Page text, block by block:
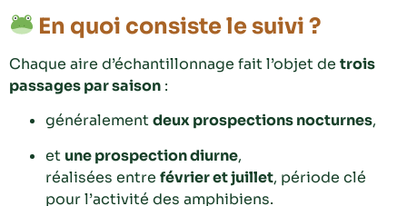
En quoi consiste le suivi ?
Chaque aire d’échantillonnage fait l’objet de trois
passages par saison :
généralementdeux prospections nocturnes,
et une prospection diurne,
réalisées entre février et juillet, période clé
pour l’activité des amphibiens.